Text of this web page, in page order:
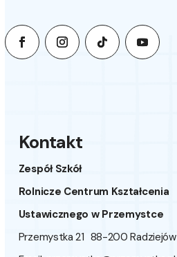
Kontakt
Zespół Szkół
Rolnicze Centrum Kształcenia
Ustawicznego w Przemystce
Przemystka 21 88-200 Radziejów